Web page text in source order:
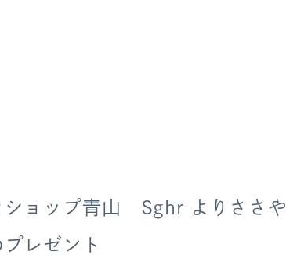
ショップ青山 Sghr よりささや
レゼント